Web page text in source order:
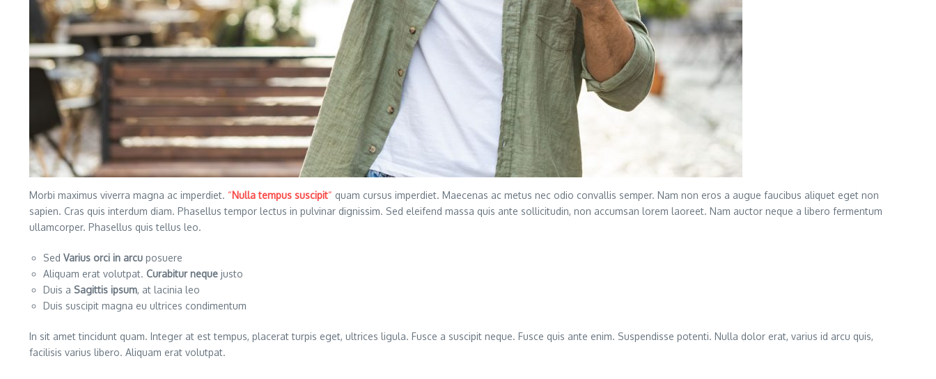
Morbi maximus viverra magna ac imperdiet. “Nulla tempus suscipit“ quam cursus imperdiet. Maecenas ac metus nec odio convallis semper. Nam non eros a augue faucibus aliquet eget non
sapien. Cras quis interdum diam. Phasellus tempor lectus in pulvinar dignissim. Sed eleifend massa quis ante sollicitudin, non accumsan lorem laoreet. Nam auctor neque a libero fermentum
ullamcorper. Phasellus quis tellus leo.
Sed Varius orci in arcu posuere
Aliquam erat volutpat. Curabitur neque justo
Duis a Sagittis ipsum, at lacinia leo
Duis suscipit magna eu ultrices condimentum
In sit amet tincidunt quam. Integer at est tempus, placerat turpis eget, ultrices ligula. Fusce a suscipit neque. Fusce quis ante enim. Suspendisse potenti. Nulla dolor erat, varius id arcu quis,
facilisis varius libero. Aliquam erat volutpat.